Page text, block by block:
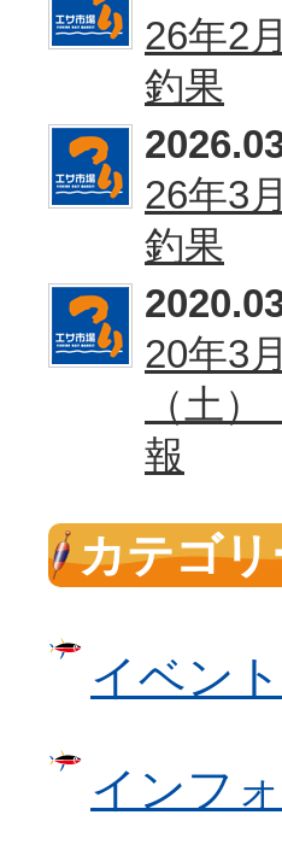
26年2
釣果
26年3
釣果
20年3
（土
報
カテゴリ
イベン
インフ